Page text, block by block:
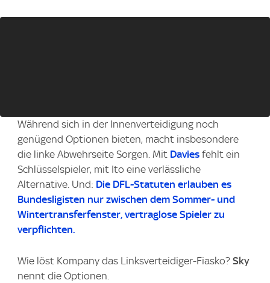
Während sich in der Innenverteidigung noch
genügend Optionen bieten, macht insbesondere
die linke Abwehrseite Sorgen. Mit Davies fehlt ein
Schlüsselspieler, mit Ito eine verlässliche
Alternative. Und: Die DFL-Statuten erlauben es
Bundesligisten nur zwischen dem Sommer- und
Wintertransferfenster, vertraglose Spieler zu
verpflichten.
Wie löst Kompany das Linksverteidiger-Fiasko? Sky
nennt die Optionen.